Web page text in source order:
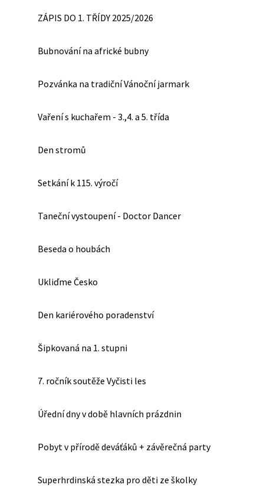
ZÁPIS DO 1. TŘÍDY 2025/2026
Bubnování na africké bubny
Pozvánka na tradiční Vánoční jarmark
Vaření s kuchařem - 3.,4. a 5. třída
Den stromů
Setkání k 115. výročí
Taneční vystoupení - Doctor Dancer
Beseda o houbách
Ukliďme Česko
Den kariérového poradenství
Šipkovaná na 1. stupni
7. ročník soutěže Vyčisti les
Úřední dny v době hlavních prázdnin
Pobyt v přírodě deváťáků + závěrečná party
Superhrdinská stezka pro děti ze školky